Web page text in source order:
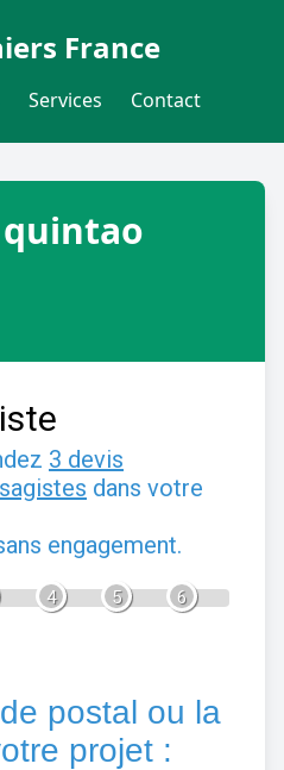
France
Services Contact
quintao
3 devis
dans votre
engagement.
4 5 6
postal ou la
projet :